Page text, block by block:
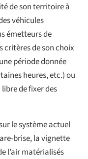
de son territoire à
véhicules
émetteurs de
critères de son choix
période donnée
heures, etc.) ou
de fixer des
le système actuel
brise, la vignette
l’air matérialisés